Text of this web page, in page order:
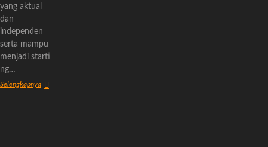
yang aktual
dan
independen
serta mampu
menjadi starti
ng…
SelengkapnyaTentang